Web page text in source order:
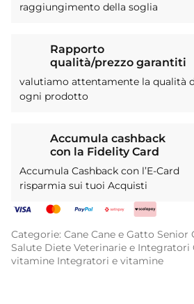
raggiungimento della soglia
Rapporto
qualità/prezzo garantiti
valutiamo attentamente la qualità
ogni prodotto
Accumula cashback
con la Fidelity Card
Accumula Cashback con l’E-Card
risparmia sui tuoi Acquisti
Categorie: Cane Cane e Gatto Senior
Salute Diete Veterinarie e Integratori
vitamine Integratori e vitamine